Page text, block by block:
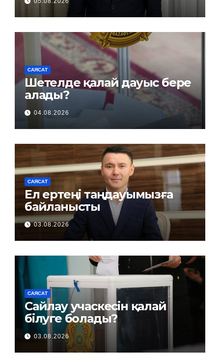
САЯСАТ
Шетелде қалай дауыс бере
алады?
04.08.2026
САЯСАТ
Ел ертеңі таңдауымызға
байланысты
03.08.2026
САЯСАТ
Сайлау учаскесін қалай
білуге болады?
03.08.2026